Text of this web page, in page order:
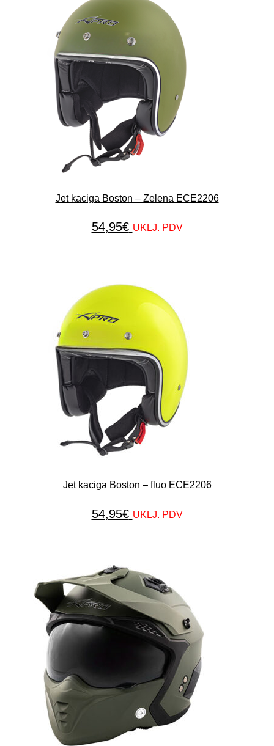
Jet kaciga Boston – Zelena ECE2206
54,95€ UKLJ. PDV
Jet kaciga Boston – fluo ECE2206
54,95€ UKLJ. PDV